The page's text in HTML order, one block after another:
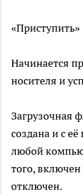
«Приступить»
Начинается
носителя и
Загрузочная
создана и с
любой
того,
отключен.